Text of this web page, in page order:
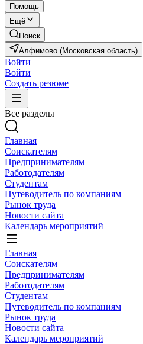
Помощь
Ещё
Поиск
Алфимово (Московская область)
Войти
Войти
Создать резюме
Все разделы
Главная
Соискателям
Предпринимателям
Работодателям
Студентам
Путеводитель по компаниям
Рынок труда
Новости сайта
Календарь мероприятий
Главная
Соискателям
Предпринимателям
Работодателям
Студентам
Путеводитель по компаниям
Рынок труда
Новости сайта
Календарь мероприятий